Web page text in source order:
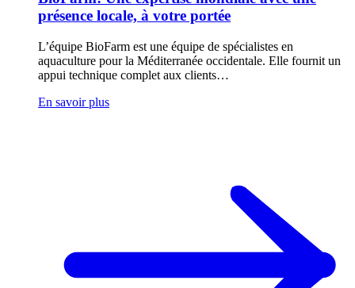
présence locale, à votre portée
L’équipe BioFarm est une équipe de spécialistes en
aquaculture pour la Méditerranée occidentale. Elle fournit un
appui technique complet aux clients…
En savoir plus